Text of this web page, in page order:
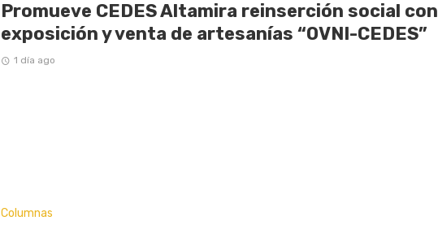
Promueve CEDES Altamira reinserción social con
exposición y venta de artesanías “OVNI-CEDES”
1 día ago
Columnas